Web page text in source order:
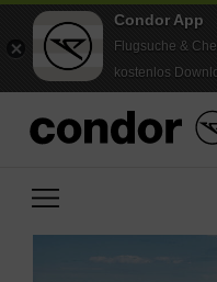
Condor App
Flugsuche &
kostenlos